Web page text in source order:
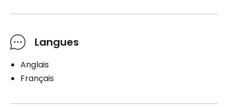
Langues
Anglais
Français